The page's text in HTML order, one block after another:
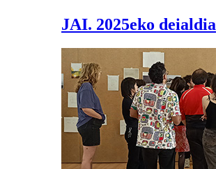
JAI. 2025eko deialdia